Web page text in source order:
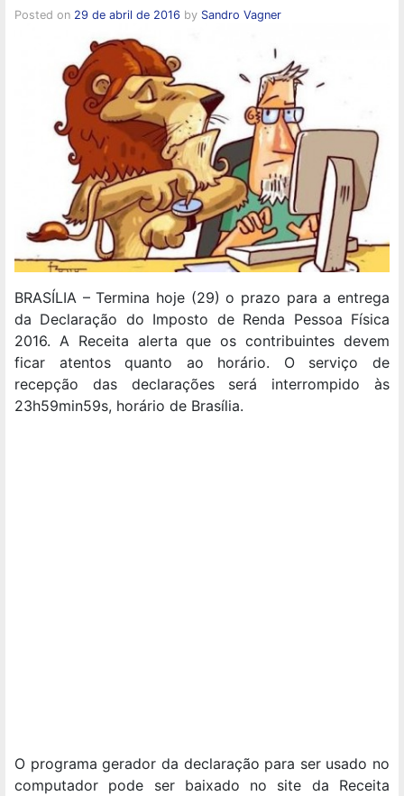
Posted on 29 de abril de 2016 by Sandro Vagner
BRASÍLIA – Termina hoje (29) o prazo para a entrega
da Declaração do Imposto de Renda Pessoa Física
2016. A Receita alerta que os contribuintes devem
ficar atentos quanto ao horário. O serviço de
recepção das declarações será interrompido às
23h59min59s, horário de Brasília.
O programa gerador da declaração para ser usado no
computador pode ser baixado no site da Receita